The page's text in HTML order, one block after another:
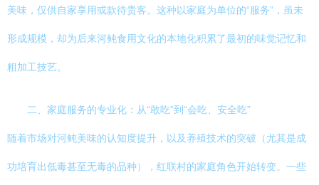
美味，仅供自家享用或款待贵客。这种以家庭为单位的“服务”，虽未
形成规模，却为后来河鲀食用文化的本地化积累了最初的味觉记忆和
粗加工技艺。
二、家庭服务的专业化：从“敢吃”到“会吃、安全吃”
随着市场对河鲀美味的认知度提升，以及养殖技术的突破（尤其是成
功培育出低毒甚至无毒的品种），红联村的家庭角色开始转变。一些